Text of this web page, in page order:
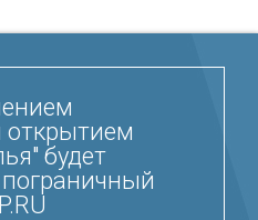
открытием
будет